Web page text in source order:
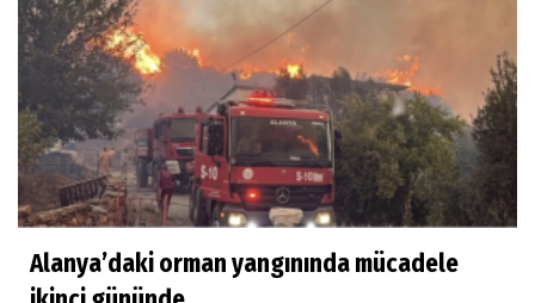
Alanya’daki orman yangınında mücadele